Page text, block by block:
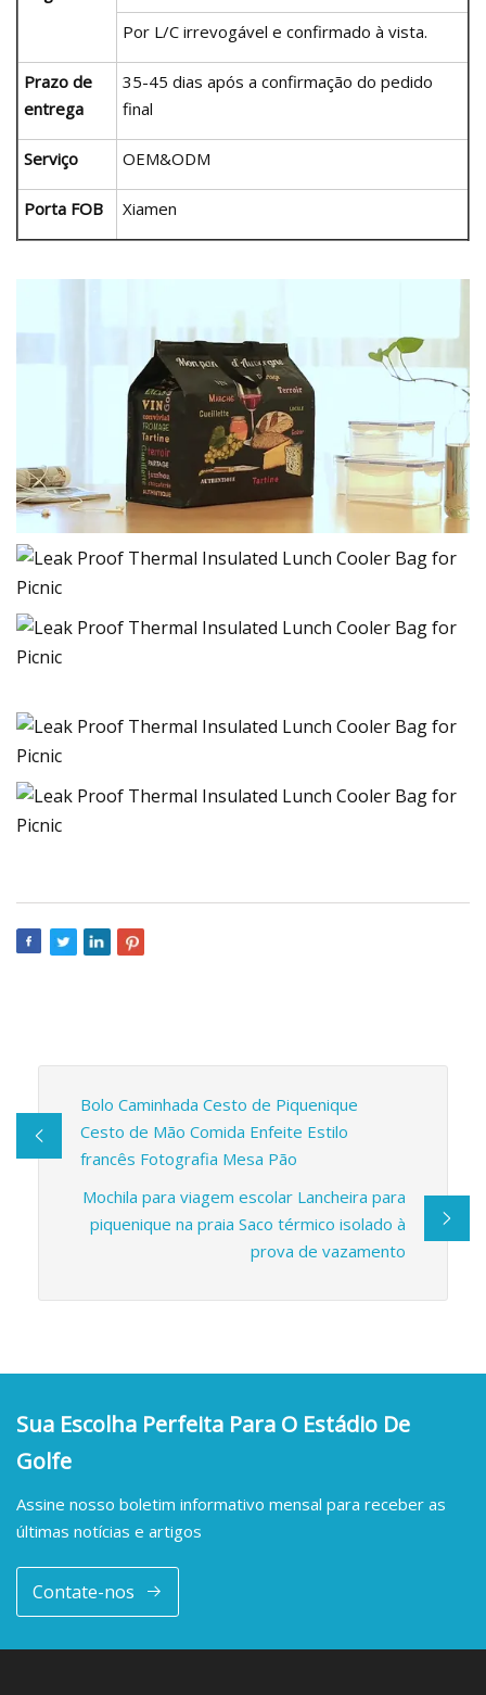
Por L/C irrevogável e confirmado à vista.
Prazo de
entrega
35-45 dias após a confirmação do pedido
final
Serviço OEM&ODM
Porta FOB Xiamen
Bolo Caminhada Cesto de Piquenique
Cesto de Mão Comida Enfeite Estilo
francês Fotografia Mesa Pão
Mochila para viagem escolar Lancheira para
piquenique na praia Saco térmico isolado à
prova de vazamento
Sua Escolha Perfeita Para O Estádio De
Golfe
Assine nosso boletim informativo mensal para receber as
últimas notícias e artigos
Contate-nos